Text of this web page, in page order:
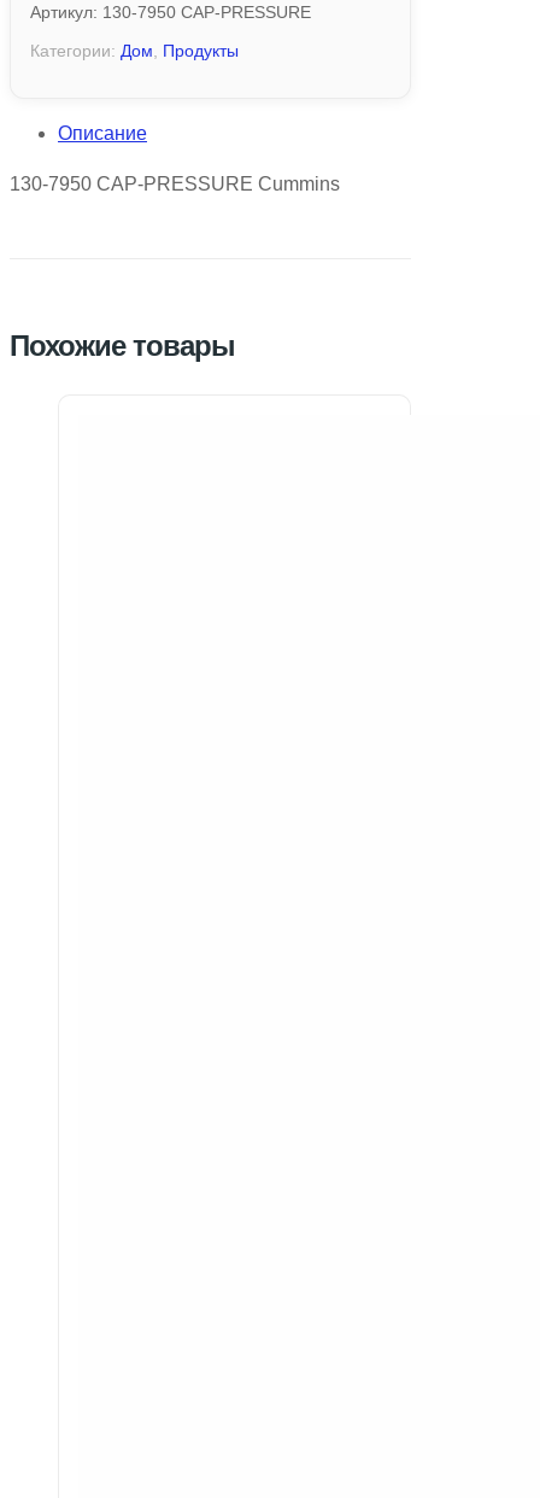
Артикул: 130-7950 CAP-PRESSURE
Категории: Дом Продукты
Описание
130-7950 CAP-PRESSURE Cummins
Похожие товары